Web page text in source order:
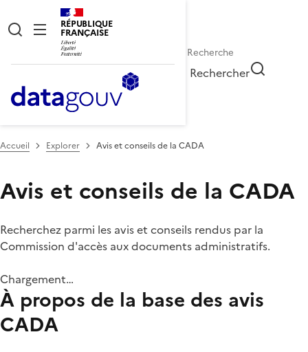
RÉPUBLIQUE
FRANÇAISE
Rechercher
Accueil Explorer Avis et conseils de la CADA
Avis et conseils de la CADA
Recherchez parmi les avis et conseils rendus par la
Commission d'accès aux documents administratifs.
Chargement…
À propos de la base des avis
CADA